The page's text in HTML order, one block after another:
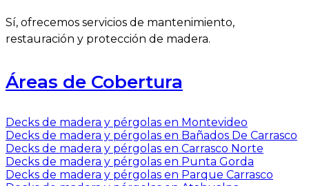
Sí, ofrecemos servicios de mantenimiento,
restauración y protección de madera.
Áreas de Cobertura
Decks de madera y pérgolas en Montevideo
Decks de madera y pérgolas en Bañados De Carrasco
Decks de madera y pérgolas en Carrasco Norte
Decks de madera y pérgolas en Punta Gorda
Decks de madera y pérgolas en Parque Carrasco